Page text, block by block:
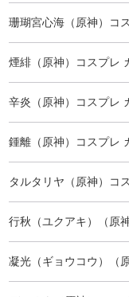
珊瑚宮心海（原神）コ
煙緋（原神）コスプレ
辛炎（原神）コスプレ
鍾離（原神）コスプレ
タルタリヤ（原神）コ
行秋（ユクアキ）（原
凝光（ギョウコウ）（